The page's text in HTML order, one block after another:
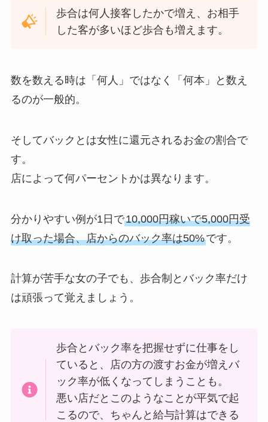
歩合は何人接客したかで増え、お相手
した客が多いほど歩合も増えます。
数を数える時は「何人」ではなく「何本」と数え
るのが一般的。
そしてバックとは女性に還元されるお金の割合で
す。
店によって何パーセントかは異なります。
分かりやすい例が1日で10,000円稼いで5,000円受
け取った場合、店からのバック率は50%です。
計算が苦手な女の子でも、歩合制とバック率だけ
は頑張って覚えましょう。
歩合とバック率を把握せずに仕事をし
ていると、店の方の渡すお金が増えバ
ック率が低くなってしまうことも。
悪い店だとこのようなことが平気で起
こるので、ちゃんと給与計算はできる